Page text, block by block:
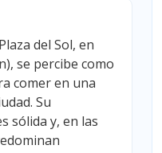
del Sol, en
se percibe como
comer en una
Su
sólida y, en las